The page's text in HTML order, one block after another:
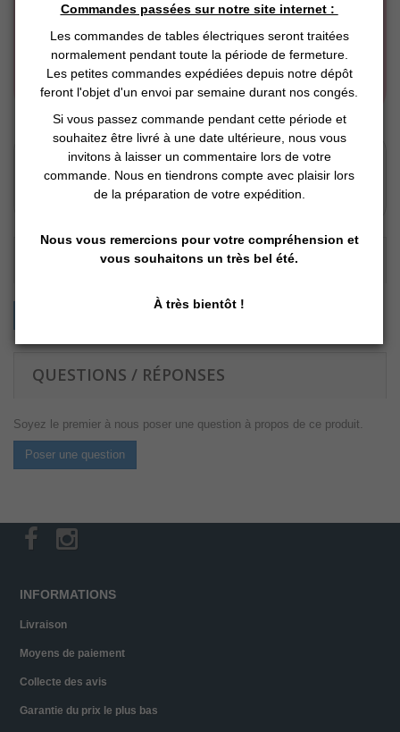
Click and Collect
Vous Réservez en ligne
Nous préparons
REVIEWS (0)
QUESTIONS / RÉPONSES
Soyez le premier à nous poser une question à propos de ce produit.
Poser une question
INFORMATIONS
Livraison
Moyens de paiement
Collecte des avis
Garantie du prix le plus bas
Commandes passées sur notre site internet :
Les commandes de tables électriques seront traitées
normalement pendant toute la période de fermeture.
Les petites commandes expédiées depuis notre dépôt
feront l'objet d'un envoi par semaine durant nos congés.
Si vous passez commande pendant cette période et
souhaitez être livré à une date ultérieure, nous vous
invitons à laisser un commentaire lors de votre
commande. Nous en tiendrons compte avec plaisir lors
de la préparation de votre expédition.
Nous vous remercions pour votre compréhension et
vous souhaitons un très bel été.
À très bientôt !